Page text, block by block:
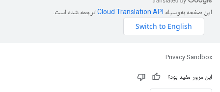
این صفحه به‌وسیله ترجمه شده است.
Privacy Sandbox
این مرور مفید بود؟